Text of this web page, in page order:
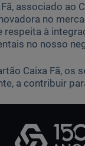
associado ao
no
respeita à
no nosso
Caixa Fã, os
a contribuir